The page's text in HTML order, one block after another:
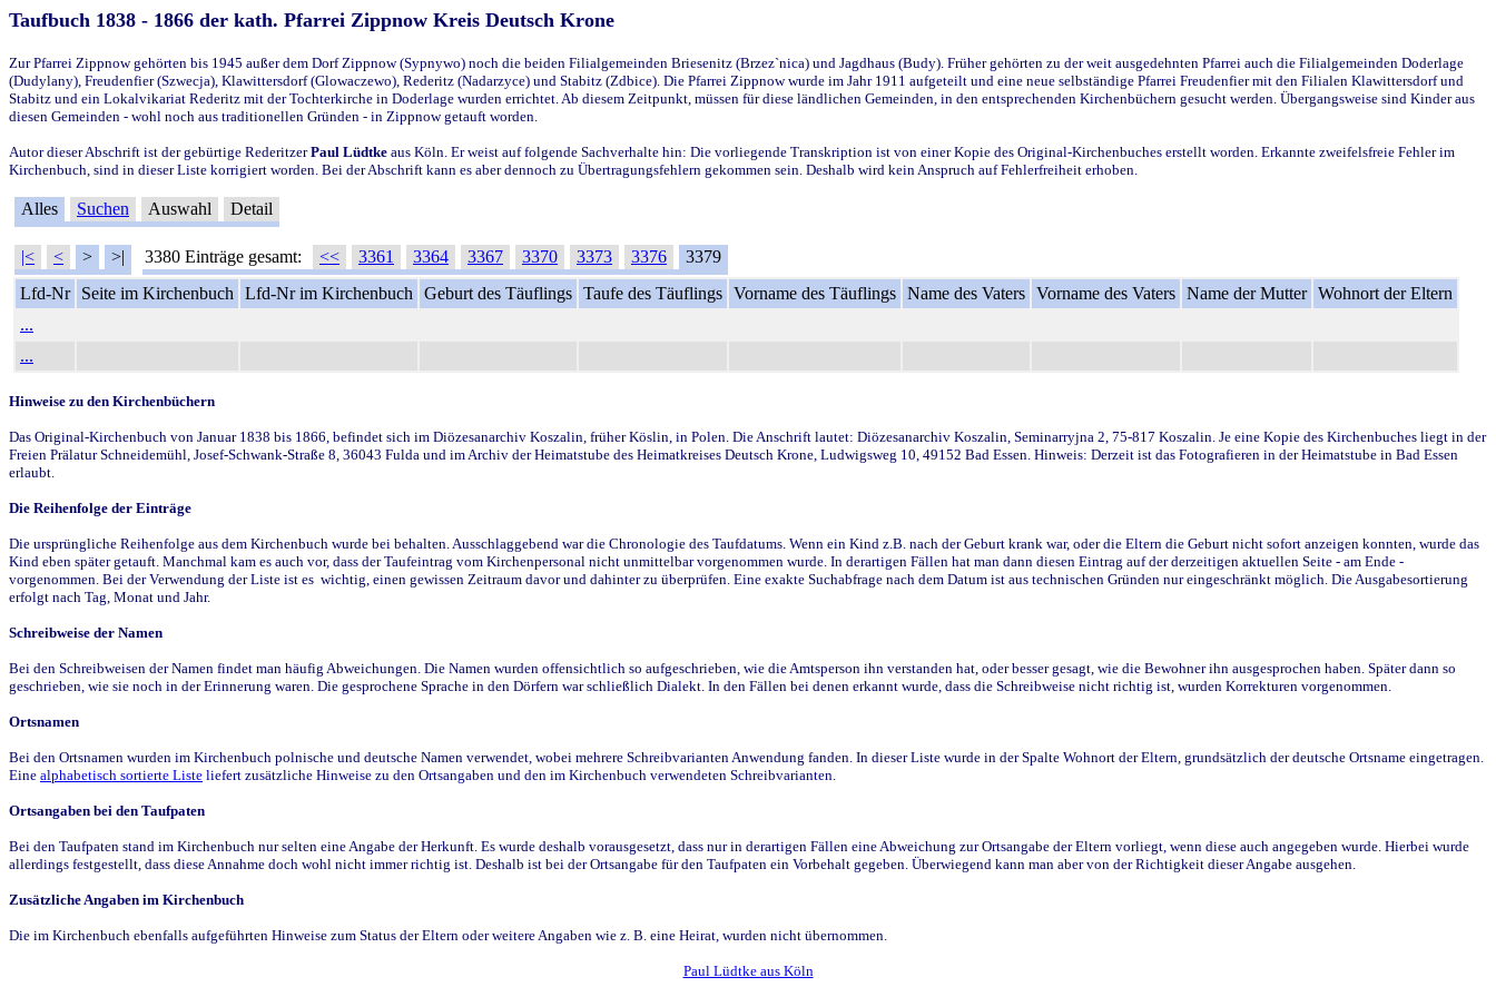
Taufbuch 1838 - 1866 der kath. Pfarrei Zippnow Kreis Deutsch Krone
Zur Pfarrei Zippnow gehörten bis 1945 außer dem Dorf Zippnow (Sypnywo) noch die beiden Filialgemeinden Briesenitz (Brzez`nica) und Jagdhaus (Budy). Früher gehörten zu der weit ausgedehnten Pfarrei auch die Filialgemeinden Doderlage
(Dudylany), Freudenfier (Szwecja), Klawittersdorf (Glowaczewo), Rederitz (Nadarzyce) und Stabitz (Zdbice). Die Pfarrei Zippnow wurde im Jahr 1911 aufgeteilt und eine neue selbständige Pfarrei Freudenfier mit den Filialen Klawittersdorf und
Stabitz und ein Lokalvikariat Rederitz mit der Tochterkirche in Doderlage wurden errichtet. Ab diesem Zeitpunkt, müssen für diese ländlichen Gemeinden, in den entsprechenden Kirchenbüchern gesucht werden. Übergangsweise sind Kinder aus
diesen Gemeinden - wohl noch aus traditionellen Gründen - in Zippnow getauft worden.
Autor dieser Abschrift ist der gebürtige RederitzerPaul Lüdtke aus Köln. Er weist auf folgende Sachverhalte hin: Die vorliegende Transkription ist von einer Kopie des Original-Kirchenbuches erstellt worden. Erkannte zweifelsfreie Fehler im
Kirchenbuch, sind in dieser Liste korrigiert worden. Bei der Abschrift kann es aber dennoch zu Übertragungsfehlern gekommen sein. Deshalb wird kein Anspruch auf Fehlerfreiheit erhoben.
Alles Suchen Auswahl Detail
|< < > >| 3380 Einträge gesamt: << 3361 3364 3367 3370 3373 3376
3379
Lfd-Nr
Seite im Kirchenbuch Lfd-Nr im Kirchenbuch Geburt des Täuflings Taufe des Täuflings Vorname des Täuflings Name des Vaters Vorname des Vaters Name der Mutter Wohnort der Eltern
...
...
Hinweise zu den Kirchenbüchern
Das Original-Kirchenbuch von Januar 1838 bis 1866, befindet sich im Diözesanarchiv Koszalin, früher Köslin, in Polen. Die Anschrift lautet: Diözesanarchiv Koszalin, Seminarryjna 2, 75-817 Koszalin. Je eine Kopie des Kirchenbuches liegt in der
Freien Prälatur Schneidemühl, Josef-Schwank-Straße 8, 36043 Fulda und im Archiv der Heimatstube des Heimatkreises Deutsch Krone, Ludwigsweg 10, 49152 Bad Essen. Hinweis: Derzeit ist das Fotografieren in der Heimatstube in Bad Essen
erlaubt.
Die Reihenfolge der Einträge
Die ursprüngliche Reihenfolge aus dem Kirchenbuch wurde bei behalten. Ausschlaggebend war die Chronologie des Taufdatums. Wenn ein Kind z.B. nach der Geburt krank war, oder die Eltern die Geburt nicht sofort anzeigen konnten, wurde das
Kind eben später getauft. Manchmal kam es auch vor, dass der Taufeintrag vom Kirchenpersonal nicht unmittelbar vorgenommen wurde. In derartigen Fällen hat man dann diesen Eintrag auf der derzeitigen aktuellen Seite - am Ende -
vorgenommen. Bei der Verwendung der Liste ist es wichtig, einen gewissen Zeitraum davor und dahinter zu überprüfen. Eine exakte Suchabfrage nach dem Datum ist aus technischen Gründen nur eingeschränkt möglich. Die Ausgabesortierung
erfolgt nach Tag, Monat und Jahr.
Schreibweise der Namen
Bei den Schreibweisen der Namen findet man häufig Abweichungen. Die Namen wurden offensichtlich so aufgeschrieben, wie die Amtsperson ihn verstanden hat, oder besser gesagt, wie die Bewohner ihn ausgesprochen haben. Später dann so
geschrieben, wie sie noch in der Erinnerung waren. Die gesprochene Sprache in den Dörfern war schließlich Dialekt. In den Fällen bei denen erkannt wurde, dass die Schreibweise nicht richtig ist, wurden Korrekturen vorgenommen.
Ortsnamen
Bei den Ortsnamen wurden im Kirchenbuch polnische und deutsche Namen verwendet, wobei mehrere Schreibvarianten Anwendung fanden. In dieser Liste wurde in der Spalte Wohnort der Eltern, grundsätzlich der deutsche Ortsname eingetragen.
Eine alphabetisch sortierte Liste liefert zusätzliche Hinweise zu den Ortsangaben und den im Kirchenbuch verwendeten Schreibvarianten.
Ortsangaben bei den Taufpaten
Bei den Taufpaten stand im Kirchenbuch nur selten eine Angabe der Herkunft. Es wurde deshalb vorausgesetzt, dass nur in derartigen Fällen eine Abweichung zur Ortsangabe der Eltern vorliegt, wenn diese auch angegeben wurde. Hierbei wurde
allerdings festgestellt, dass diese Annahme doch wohl nicht immer richtig ist. Deshalb ist bei der Ortsangabe für den Taufpaten ein Vorbehalt gegeben. Überwiegend kann man aber von der Richtigkeit dieser Angabe ausgehen.
Zusätzliche Angaben im Kirchenbuch
Die im Kirchenbuch ebenfalls aufgeführten Hinweise zum Status der Eltern oder weitere Angaben wie z. B. eine Heirat, wurden nicht übernommen.
Paul Lüdtke aus Köln